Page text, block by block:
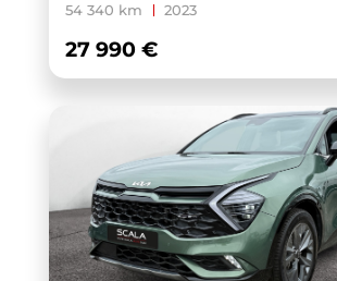
54 340 km 2023
27 990 €